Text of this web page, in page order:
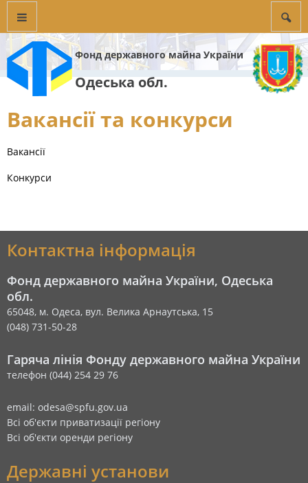
Фонд державного майна України
Одеська обл.
Вакансії та конкурси
Вакансії
Конкурси
Контактна інформація
Фонд державного майна України, Одеська
обл.
65048, м. Одеса, вул. Велика Арнаутська, 15
(048) 731-50-28
Гаряча лінія Фонду державного майна України
телефон (044) 254 29 76
email: odesa@spfu.gov.ua
Всі об'єкти приватизації регіону
Всі об'єкти оренди регіону
Державні установи